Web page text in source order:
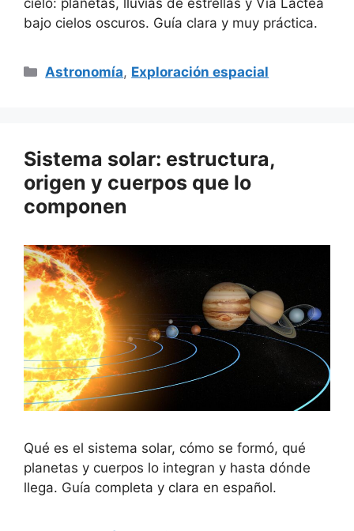
bajo cielos oscuros. Guía clara y muy práctica.
Categorías
Astronomía, Exploración espacial
Sistema solar: estructura,
origen y cuerpos que lo
componen
Qué es el sistema solar, cómo se formó, qué
planetas y cuerpos lo integran y hasta dónde
llega. Guía completa y clara en español.